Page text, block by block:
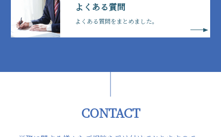
よくある質問
よくある質問をまとめました。
CONTACT